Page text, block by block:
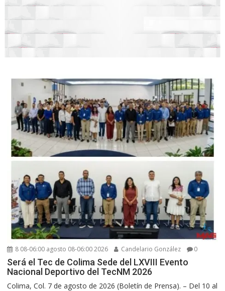
8 08-06:00 agosto 08-06:00 2026 Candelario González 0
Será el Tec de Colima Sede del LXVIII Evento
Nacional Deportivo del TecNM 2026
Colima, Col. 7 de agosto de 2026 (Boletín de Prensa). – Del 10 al